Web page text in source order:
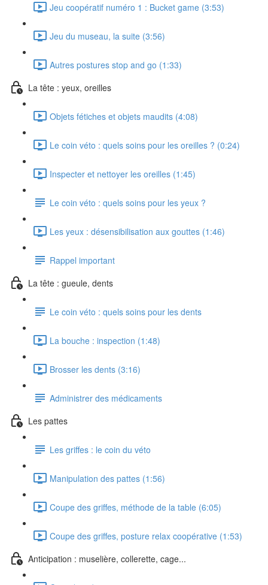
Jeu coopératif numéro 1 : Bucket game (3:53)
Jeu du museau, la suite (3:56)
Autres postures stop and go (1:33)
La tête : yeux, oreilles
Objets fétiches et objets maudits (4:08)
Le coin véto : quels soins pour les oreilles ? (0:24)
Inspecter et nettoyer les oreilles (1:45)
Le coin véto : quels soins pour les yeux ?
Les yeux : désensibilisation aux gouttes (1:46)
Rappel important
La tête : gueule, dents
Le coin véto : quels soins pour les dents
La bouche : inspection (1:48)
Brosser les dents (3:16)
Administrer des médicaments
Les pattes
Les griffes : le coin du véto
Manipulation des pattes (1:56)
Coupe des griffes, méthode de la table (6:05)
Coupe des griffes, posture relax coopérative (1:53)
Anticipation : muselière, collerette, cage...